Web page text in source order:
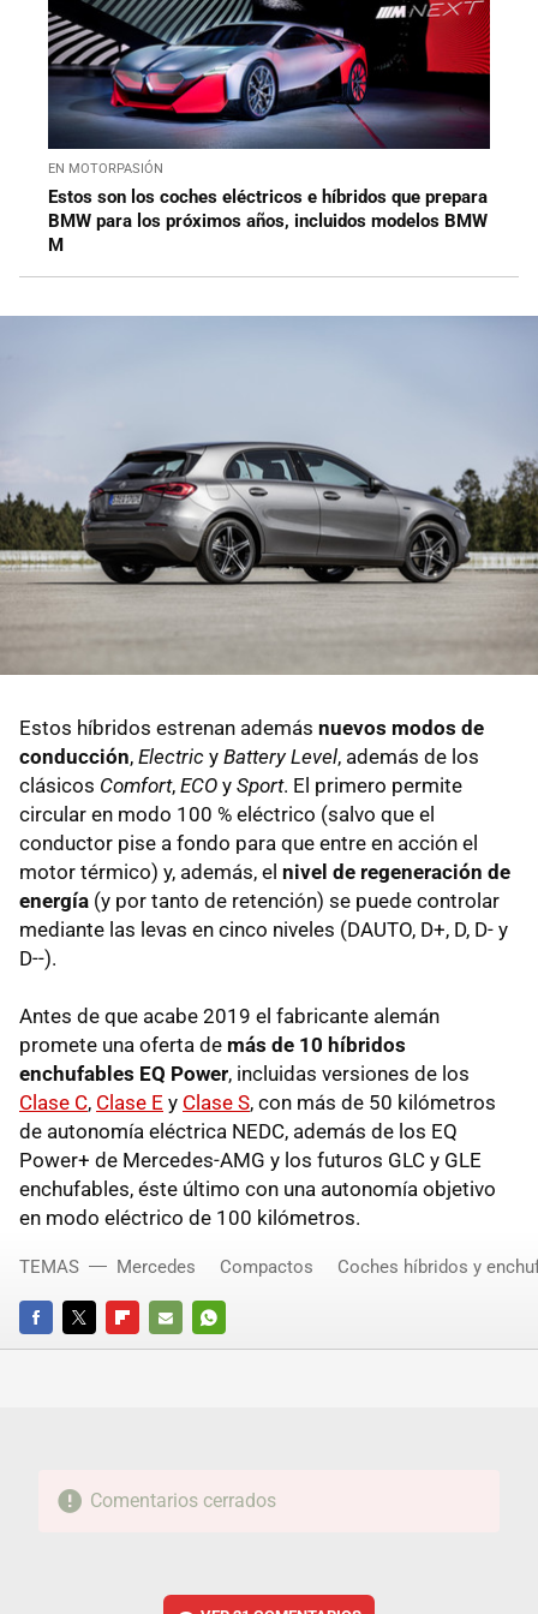
EN MOTORPASIÓN
Estos son los coches eléctricos e híbridos que prepara
BMW para los próximos años, incluidos modelos BMW
M
Estos híbridos estrenan además nuevos modos de
conducción, Electric y Battery Level, además de los
clásicos Comfort, ECO y Sport. El primero permite
circular en modo 100 % eléctrico (salvo que el
conductor pise a fondo para que entre en acción el
motor térmico) y, además, el nivel de regeneración de
energía (y por tanto de retención) se puede controlar
mediante las levas en cinco niveles (DAUTO, D+, D, D- y
D--).
Antes de que acabe 2019 el fabricante alemán
promete una oferta de más de 10 híbridos
enchufables EQ Power, incluidas versiones de los
Clase C, Clase E y Clase S, con más de 50 kilómetros
de autonomía eléctrica NEDC, además de los EQ
Power+ de Mercedes-AMG y los futuros GLC y GLE
enchufables, éste último con una autonomía objetivo
en modo eléctrico de 100 kilómetros.
FACEBOOKTWITTERFLIPBOARD
E-
WHATSAPP
TEMAS Mercedes Compactos Coches híbridos y
Comentarios cerrados